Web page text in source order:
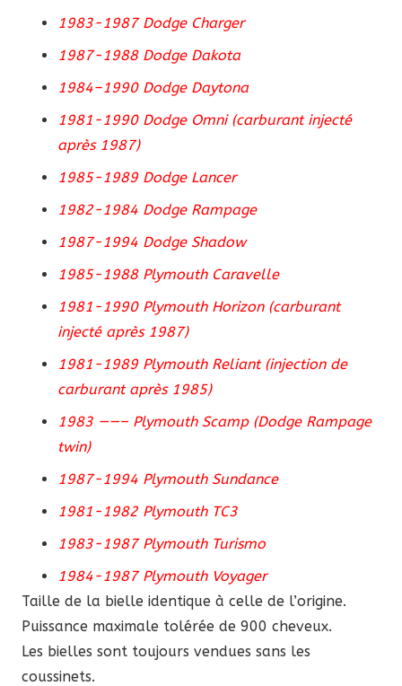
1983-1987 Dodge Charger
1987-1988 Dodge Dakota
1984–1990 Dodge Daytona
1981-1990 Dodge Omni (carburant injecté
après 1987)
1985-1989 Dodge Lancer
1982-1984 Dodge Rampage
1987-1994 Dodge Shadow
1985-1988 Plymouth Caravelle
1981-1990 Plymouth Horizon (carburant
injecté après 1987)
1981-1989 Plymouth Reliant (injection de
carburant après 1985)
1983 ——– Plymouth Scamp (Dodge Rampage
twin)
1987-1994 Plymouth Sundance
1981-1982 Plymouth TC3
1983-1987 Plymouth Turismo
1984-1987 Plymouth Voyager
Taille de la bielle identique à celle de l’origine.
Puissance maximale tolérée de 900 cheveux.
Les bielles sont toujours vendues sans les
coussinets.